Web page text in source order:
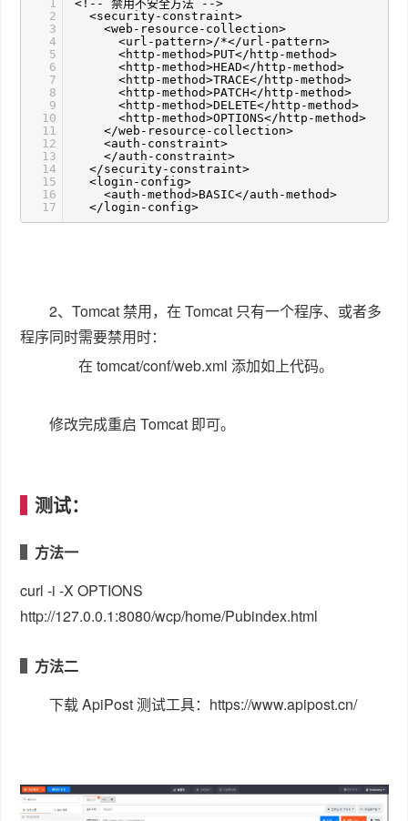
2
3
4
5
6
7
8
9
10
11
12
13
14
15
16
17
<!-- 禁用不安全方法 -->
<security-constraint>
<web-resource-collection>
<url-pattern>/*</url-pattern>
<http-method>PUT</http-method>
<http-method>HEAD</http-method>
<http-method>TRACE</http-method>
<http-method>PATCH</http-method>
<http-method>DELETE</http-method>
<http-method>OPTIONS</http-method>
</web-resource-collection>
<auth-constraint>
</auth-constraint>
</security-constraint>
<login-config>
<auth-method>BASIC</auth-method>
</login-config>
2、Tomcat 禁用，在 Tomcat 只有一个程序、或者多
程序同时需要禁用时：
在 tomcat/conf/web.xml 添加如上代码。
修改完成重启 Tomcat 即可。
测试：
方法一
curl -i -X OPTIONS
http://127.0.0.1:8080/wcp/home/Pubindex.html
方法二
下载 ApiPost 测试工具：https://www.apipost.cn/